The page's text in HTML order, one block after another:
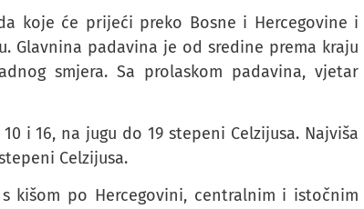
koje će prijeći preko Bosne i Hercegovine i
Glavnina padavina je od sredine prema kraju
smjera. Sa prolaskom padavina, vjetar
i 16, na jugu do 19 stepeni Celzijusa. Najviša
Celzijusa.
kišom po Hercegovini, centralnim i istočnim